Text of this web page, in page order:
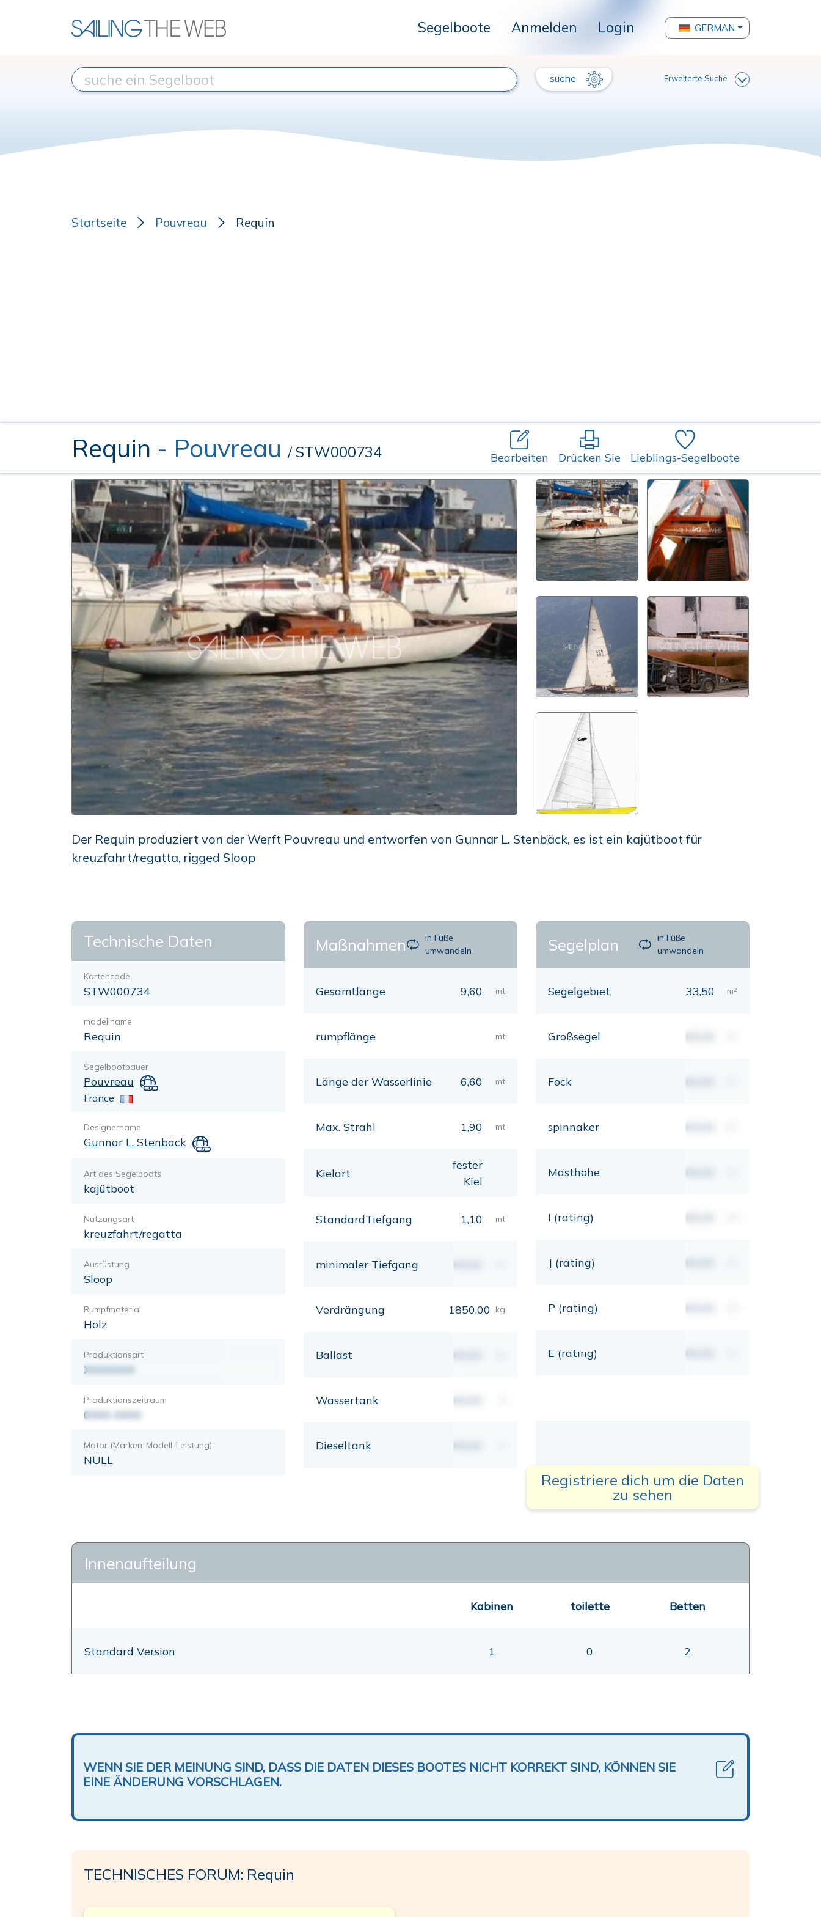
Segelboote Anmelden Login GERMAN
suche Erweiterte Suche
Startseite Pouvreau Requin
Requin - Pouvreau / STW000734 Bearbeiten Drücken Sie Lieblings-Segelboote
Der Requin produziert von der Werft Pouvreau und entworfen von Gunnar L. Stenbäck, es ist ein kajütboot für
kreuzfahrt/regatta, rigged Sloop
Technische Daten
Kartencode
STW000734
modellname
Requin
Segelbootbauer
Pouvreau
France
Designername
Gunnar L. Stenbäck
Art des Segelboots
kajütboot
Nutzungsart
kreuzfahrt/regatta
Ausrüstung
Sloop
Rumpfmaterial
Holz
Produktionsart
XXXXXXX
Produktionszeitraum
0000-0000
Motor (Marken-Modell-Leistung)
NULL
Maßnahmen
in Füße
umwandeln
Gesamtlänge 9,60 mt
rumpflänge mt
Länge der Wasserlinie 6,60 mt
Max. Strahl 1,90 mt
Kielart
fester
Kiel
StandardTiefgang 1,10 mt
minimaler Tiefgang 00,00
Verdrängung 1850,00 kg
Ballast 00,00
Wassertank 00,00
Dieseltank 00,00
Segelplan
in Füße
umwandeln
Segelgebiet 33,50 m²
Großsegel 00,00
Fock 00,00
spinnaker 00,00
Masthöhe 00,00
I (rating) 00,00
J (rating) 00,00
P (rating) 00,00
E (rating) 00,00
Registriere dich um die Daten
zu sehen
Innenaufteilung
Kabinen toilette Betten
Standard Version 1 0 2
WENN SIE DER MEINUNG SIND, DASS DIE DATEN DIESES BOOTES NICHT KORREKT SIND, KÖNNEN SIE
EINE ÄNDERUNG VORSCHLAGEN.
TECHNISCHES FORUM: Requin